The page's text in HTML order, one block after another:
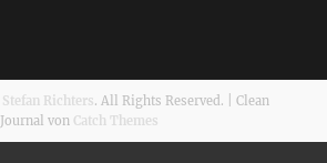
Stefan Richters. All Rights Reserved. | Clean
Journal von Catch Themes